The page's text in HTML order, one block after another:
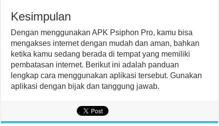
Kesimpulan
Dengan menggunakan APK Psiphon Pro, kamu bisa
mengakses internet dengan mudah dan aman, bahkan
ketika kamu sedang berada di tempat yang memiliki
pembatasan internet. Berikut ini adalah panduan
lengkap cara menggunakan aplikasi tersebut. Gunakan
aplikasi dengan bijak dan tanggung jawab.